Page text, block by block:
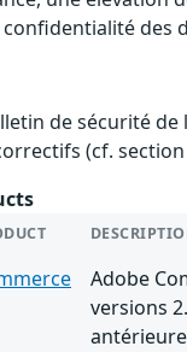
des
de sécurité
(cf.
Adobe
versions